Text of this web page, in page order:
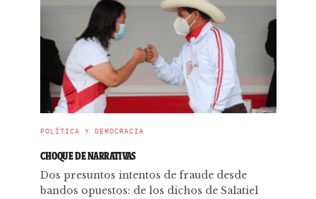
POLÍTICA Y DEMOCRACIA
CHOQUE DE NARRATIVAS
Dos presuntos intentos de fraude desde
bandos opuestos: de los dichos de Salatiel